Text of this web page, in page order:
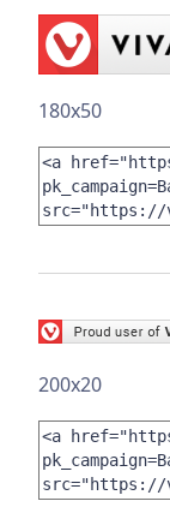
180x50
200x20